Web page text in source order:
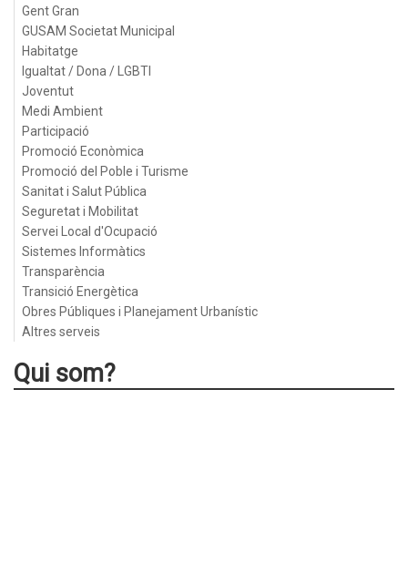
Gent Gran
GUSAM Societat Municipal
Habitatge
Igualtat / Dona / LGBTI
Joventut
Medi Ambient
Participació
Promoció Econòmica
Promoció del Poble i Turisme
Sanitat i Salut Pública
Seguretat i Mobilitat
Servei Local d'Ocupació
Sistemes Informàtics
Transparència
Transició Energètica
Obres Públiques i Planejament Urbanístic
Altres serveis
Qui som?